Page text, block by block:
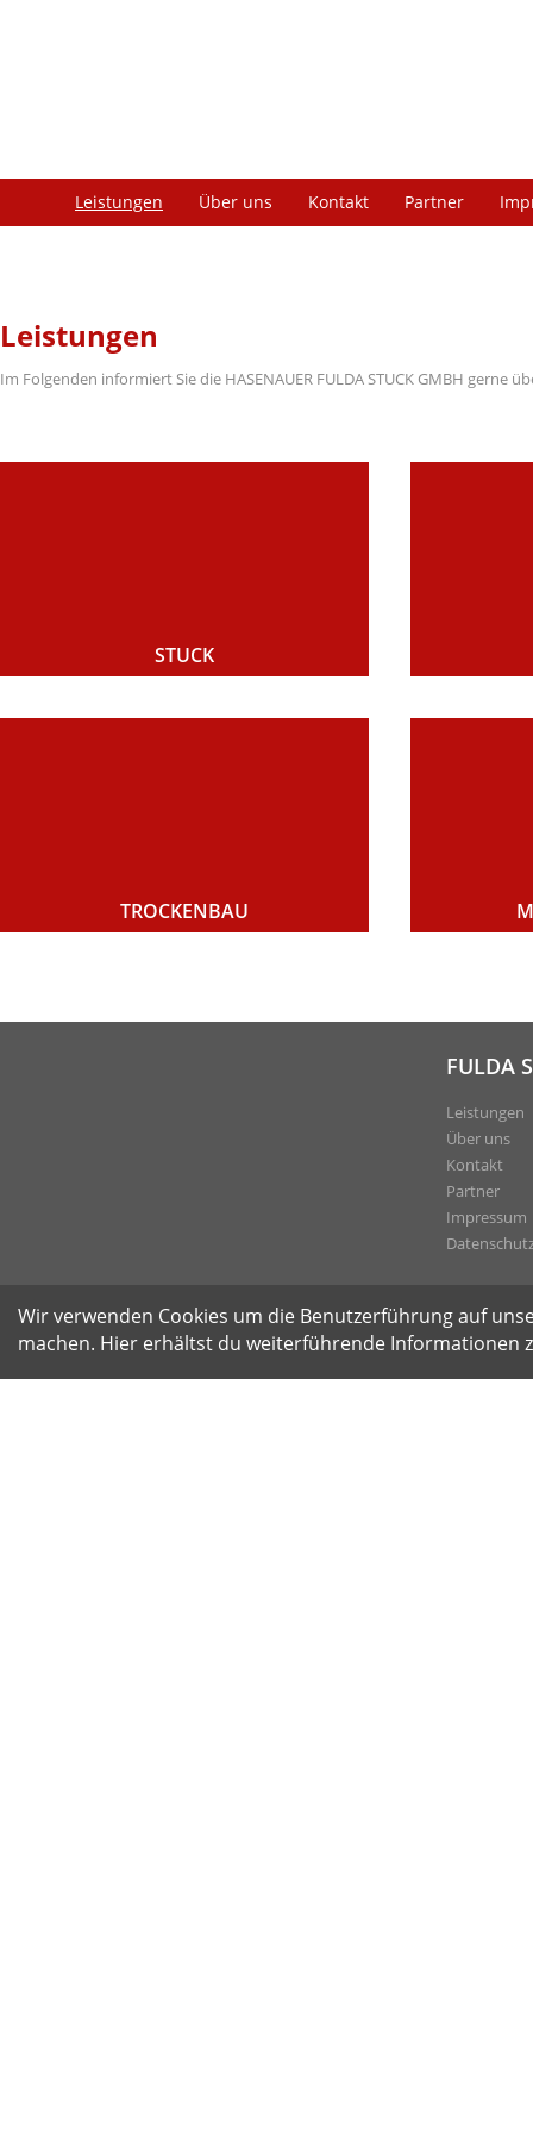
Leistungen Über uns Kontakt Partner
Leistungen
Im Folgenden informiert Sie die HASENAUER FULDA STUCK GMBH gerne
STUCK
TROCKENBAU
FULDA
Leistungen
Über uns
Kontakt
Partner
Impressum
Wir verwenden Cookies um die Benutzerführung auf
machen. Hier erhältst du weiterführende Informationen